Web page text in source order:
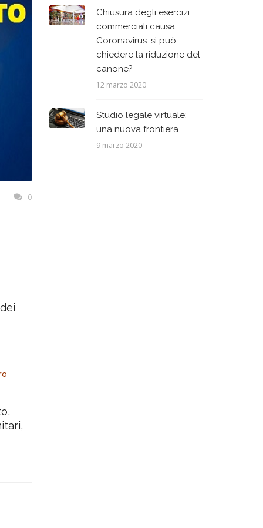
0
Chiusura degli esercizi
commerciali causa
Coronavirus: si può
chiedere la riduzione del
canone?
12 marzo 2020
Studio legale virtuale:
una nuova frontiera
9 marzo 2020